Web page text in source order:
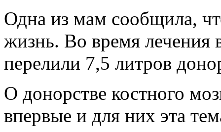
Одна из мам сообщила,
жизнь. Во время лечения
перелили 7,5 литров
О донорстве костного
впервые и для них эта